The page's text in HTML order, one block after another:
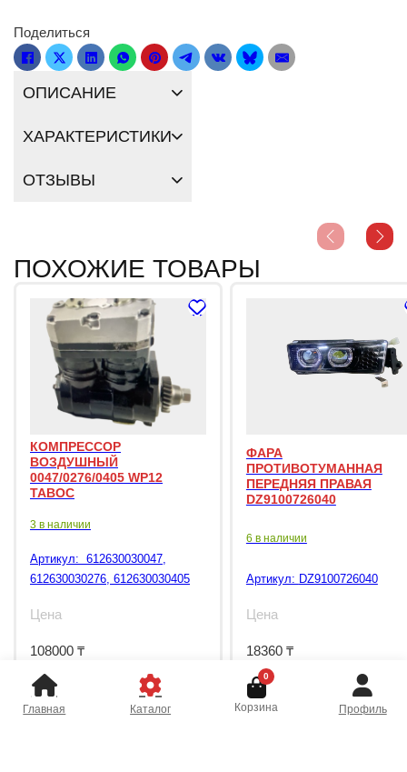
Поделиться
ОПИСАНИЕ
ХАРАКТЕРИСТИКИ
ОТЗЫВЫ
ПОХОЖИЕ ТОВАРЫ
КОМПРЕССОР
ВОЗДУШНЫЙ
0047/0276/0405 WP12
TABOC
3 в наличии
Артикул: 612630030047,
612630030276, 612630030405
Цена
108000 ₸
ФАРА
ПРОТИВОТУМАННАЯ
ПЕРЕДНЯЯ ПРАВАЯ
DZ9100726040
6 в наличии
Артикул: DZ9100726040
Цена
18360 ₸
Главная Каталог
0
Корзина Профиль